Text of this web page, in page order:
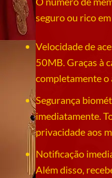
seguro ou rico
Velocidade de
50MB. Graças à
completamente o
Segurança
imediatamente.
privacidade aos
Notificação
Além disso,